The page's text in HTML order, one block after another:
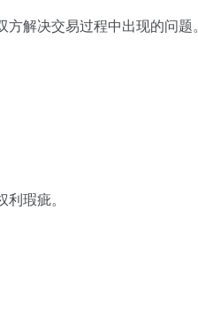
解决交易过程中出现的问题。
瑕疵。